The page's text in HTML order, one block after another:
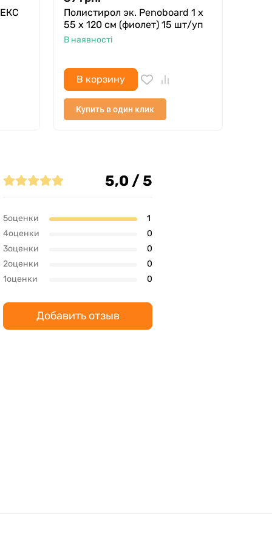
Полистирол эк. Penoboard 1 х
55 х 120 см (фиолет) 15 шт/уп
В наявності
В корзину
Купить в один клик
5,0 / 5
5оценки
1
4оценки
0
3оценки
0
2оценки
0
1оценки
0
Добавить отзыв